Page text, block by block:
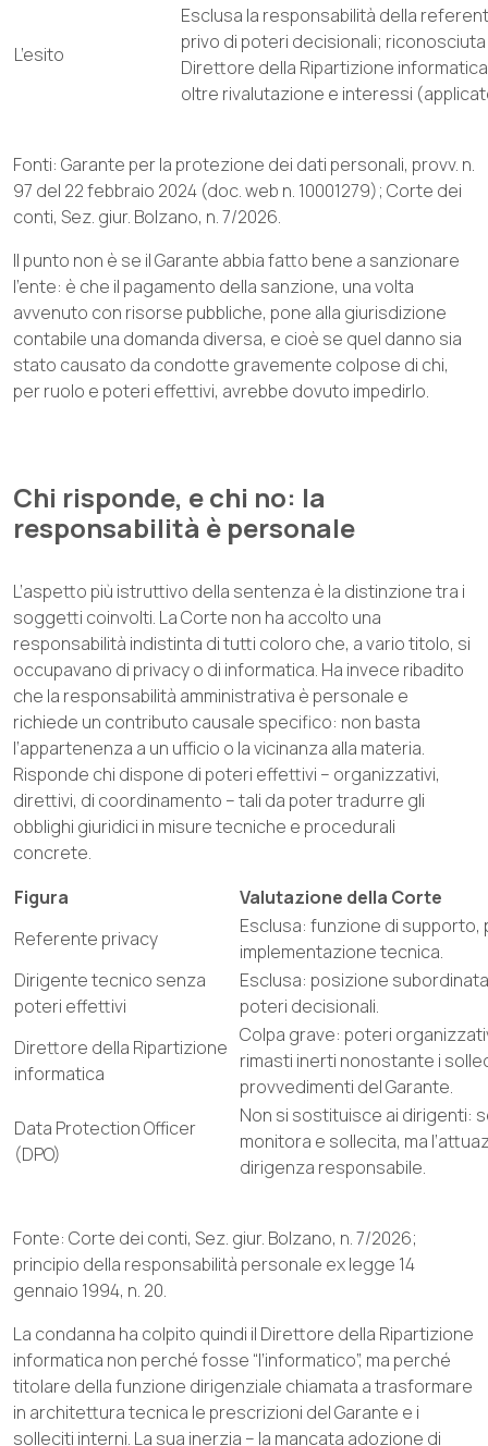
L’esito
Esclusa la responsabilità della
privo di poteri decisionali;
Direttore della Ripartizione
oltre rivalutazione e interessi
Fonti: Garante per la protezione dei dati personali, provv. n.
97 del 22 febbraio 2024 (doc. web n. 10001279); Corte dei
conti, Sez. giur. Bolzano, n. 7/2026.
Il punto non è se il Garante abbia fatto bene a sanzionare
l’ente: è che il pagamento della sanzione, una volta
avvenuto con risorse pubbliche, pone alla giurisdizione
contabile una domanda diversa, e cioè se quel danno sia
stato causato da condotte gravemente colpose di chi,
per ruolo e poteri effettivi, avrebbe dovuto impedirlo.
Chi risponde, e chi no: la
responsabilità è personale
L’aspetto più istruttivo della sentenza è la distinzione tra i
soggetti coinvolti. La Corte non ha accolto una
responsabilità indistinta di tutti coloro che, a vario titolo, si
occupavano di privacy o di informatica. Ha invece ribadito
che la responsabilità amministrativa è personale e
richiede un contributo causale specifico: non basta
l’appartenenza a un ufficio o la vicinanza alla materia.
Risponde chi dispone di poteri effettivi – organizzativi,
direttivi, di coordinamento – tali da poter tradurre gli
obblighi giuridici in misure tecniche e procedurali
concrete.
Figura
Valutazione della Corte
Referente privacy
Esclusa: funzione di supporto,
implementazione tecnica.
Dirigente tecnico senza
poteri effettivi
Esclusa: posizione
poteri decisionali.
Direttore della Ripartizione
informatica
Colpa grave: poteri
rimasti inerti nonostante i
provvedimenti del Garante.
Data Protection Officer
(DPO)
Non si sostituisce ai dirigenti:
monitora e sollecita, ma
dirigenza responsabile.
Fonte: Corte dei conti, Sez. giur. Bolzano, n. 7/2026;
principio della responsabilità personale ex legge 14
gennaio 1994, n. 20.
La condanna ha colpito quindi il Direttore della Ripartizione
informatica non perché fosse “l’informatico”, ma perché
titolare della funzione dirigenziale chiamata a trasformare
in architettura tecnica le prescrizioni del Garante e i
solleciti interni. La sua inerzia – la mancata adozione di